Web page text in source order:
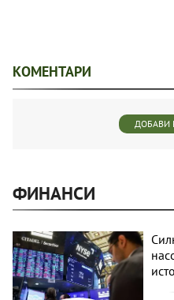
КОМЕНТАРИ
ДОБАВИ
ФИНАНСИ